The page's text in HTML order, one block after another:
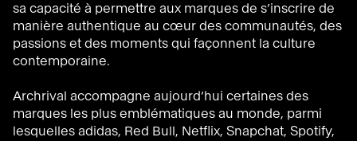
sa capacité à permettre aux marques de s’inscrire de
manière authentique au cœur des communautés, des
passions et des moments qui façonnent la culture
contemporaine.
Archrival accompagne aujourd’hui certaines des
marques les plus emblématiques au monde, parmi
lesquelles adidas, Red Bull, Netflix, Snapchat, Spotify,